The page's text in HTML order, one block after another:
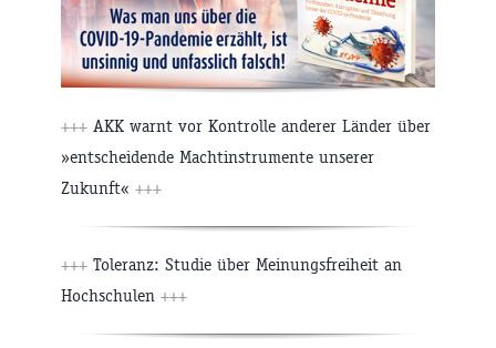
+++ AKK warnt vor Kontrolle anderer Länder über
»entscheidende Machtinstrumente unserer
Zukunft« +++
+++ Toleranz: Studie über Meinungsfreiheit an
Hochschulen +++